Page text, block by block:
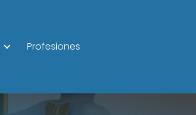
Profesiones